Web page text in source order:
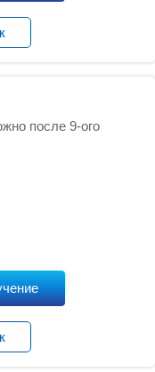
после 9-ого